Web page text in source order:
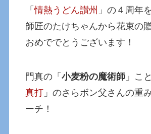
「情熱うどん讃州 」の４周年
師匠のたけちゃんから花束の
おめででとうございます！
門真の「小麦粉の魔術師 」こ
真打 」のさらボン父さんの重
ーチ！